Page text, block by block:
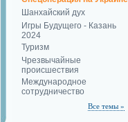
Шанхайский дух
Игры Будущего - Казань
2024
Туризм
Чрезвычайные
происшествия
Международное
сотрудничество
Все темы »